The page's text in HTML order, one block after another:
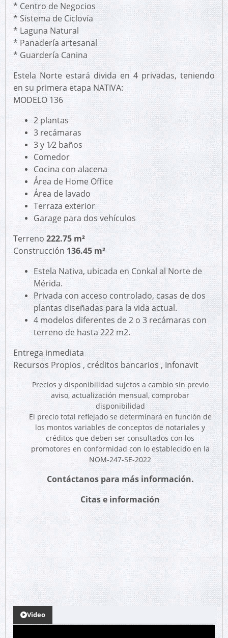
* Centro de Negocios
* Sistema de Ciclovía
* Laguna Natural
* Panadería artesanal
* Guardería Canina
Estela Norte estará divida en 4 privadas, teniendo
en su primera etapa NATIVA:
MODELO 136
2 plantas
3 recámaras
3 y 1⁄2 baños
Comedor
Cocina con alacena
Área de Home Office
Área de lavado
Terraza exterior
Garage para dos vehículos
Terreno222.75 m²
Construcción 136.45 m²
Estela Nativa, ubicada en Conkal al Norte de
Mérida.
Privada con acceso controlado, casas de dos
plantas diseñadas para la vida actual.
4 modelos diferentes de 2 o 3 recámaras con
terreno de hasta 222 m2.
Entrega inmediata
Recursos Propios , créditos bancarios , Infonavit
Precios y disponibilidad sujetos a cambio sin previo
aviso, actualización mensual, comprobar
disponibilidad
El precio total reflejado se determinará en función de
los montos variables de conceptos de notariales y
créditos que deben ser consultados con los
promotores en conformidad con lo establecido en la
NOM-247-SE-2022
Contáctanos para más información.
Citas e información
Video